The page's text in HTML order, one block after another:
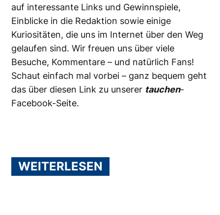
auf interessante Links und Gewinnspiele,
Einblicke in die Redaktion sowie einige
Kuriositäten, die uns im Internet über den Weg
gelaufen sind. Wir freuen uns über viele
Besuche, Kommentare – und natürlich Fans!
Schaut einfach mal vorbei – ganz bequem geht
das über diesen Link zu unserer tauchen-
Facebook-Seite.
WEITERLESEN